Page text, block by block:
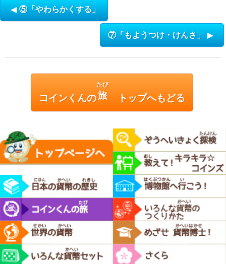
⑤「やわらかくする」
⑦「もようつけ・けんさ」
コインくんの旅
たび
トップへもどる